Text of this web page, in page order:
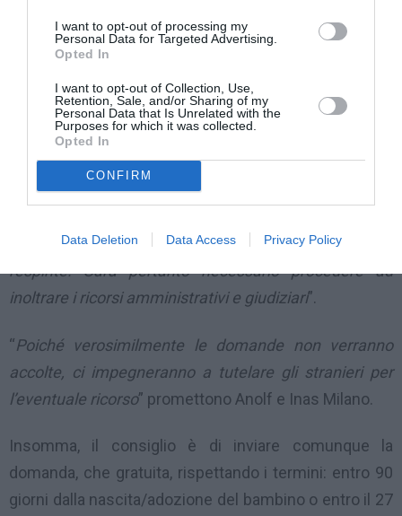
I want to opt-out of processing my
Personal Data for Targeted Advertising.
Opted In
I want to opt-out of Collection, Use,
Retention, Sale, and/or Sharing of my
Personal Data that Is Unrelated with the
Purposes for which it was collected.
Opted In
CONFIRM
Data Deletion Data Access Privacy Policy
discriminazione, che già in passato ha esteso ai
titolari di permesso di soggiorno analoghi benefici il
Bonus bebè deve essere riconosciuto e concesso a
chi ha un permesso valido per lavorare. Per tutti
questi soggetti verranno, quindi, inviate le relative
domande all’Inps”.
– spiega Inca Cgil –che allo stato attuale saranno
respinte. Sarà pertanto necessario procedere ad
inoltrare i ricorsi amministrativi e giudiziari”.
“Poiché verosimilmente le domande non verranno
accolte, ci impegneranno a tutelare gli stranieri per
l’eventuale ricorso” promettono Anolf e Inas Milano.
Insomma, il consiglio è di inviare comunque la
domanda, che gratuita, rispettando i termini: entro 90
giorni dalla nascita/adozione del bambino o entro il 27